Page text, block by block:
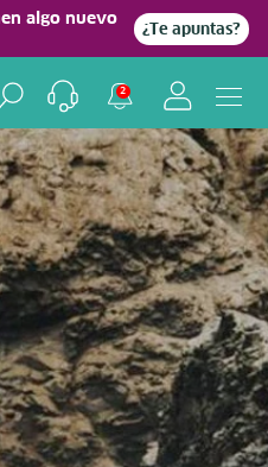
algo nuevo
¿Te apuntas?
2